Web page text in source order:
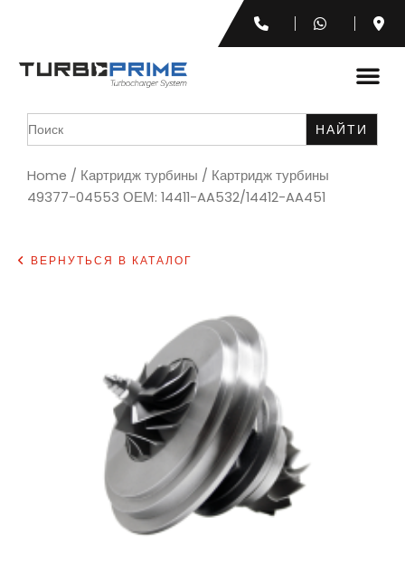
Search
for:
Home / Картридж турбины / Картридж турбины
49377-04553 ОЕМ: 14411-AA532/14412-AA451
ВЕРНУТЬСЯ В КАТАЛОГ